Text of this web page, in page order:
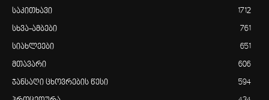
საკითხავი 1712
სხვა-ამბები 761
სიახლეები 651
მთავარი 606
ჯანსაღი ცხოვრების წესი 594